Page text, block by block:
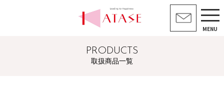
MENU
PRODUCTS
取扱商品一覧